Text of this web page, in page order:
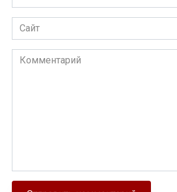
Сайт
Комментарий